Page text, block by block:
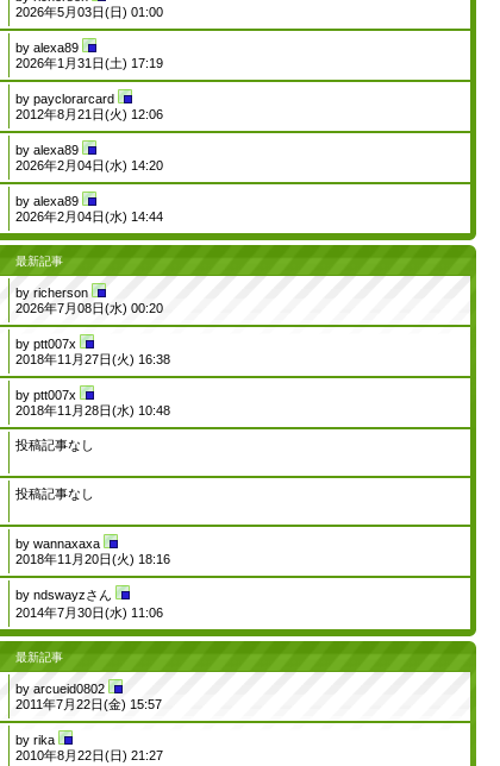
2026年5月03日(日) 01:00
byalexa89
2026年1月31日(土) 17:19
bypayclorarcard
2012年8月21日(火) 12:06
byalexa89
2026年2月04日(水) 14:20
byalexa89
2026年2月04日(水) 14:44
最新記事
byricherson
2026年7月08日(水) 00:20
byptt007x
2018年11月27日(火) 16:38
byptt007x
2018年11月28日(水) 10:48
投稿記事なし
投稿記事なし
bywannaxaxa
2018年11月20日(火) 18:16
byndswayzさん
2014年7月30日(水) 11:06
最新記事
byarcueid0802
2011年7月22日(金) 15:57
byrika
2010年8月22日(日) 21:27